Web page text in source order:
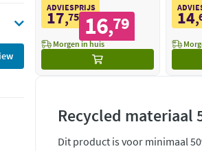
ADVIESPRIJS
17,75 16,79
Morgen in huis
14,
Recycled materiaal
Dit product is voor minimaal